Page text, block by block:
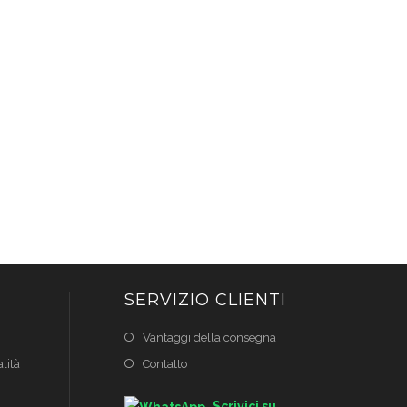
SERVIZIO CLIENTI
Vantaggi della consegna
Contatto